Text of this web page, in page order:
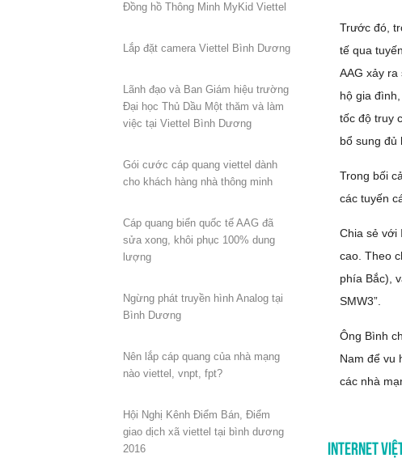
Đồng hồ Thông Minh MyKid Viettel
Lắp đặt camera Viettel Bình Dương
Lãnh đạo và Ban Giám hiệu trường
Đại học Thủ Dầu Một thăm và làm
việc tại Viettel Bình Dương
Gói cước cáp quang viettel dành
cho khách hàng nhà thông minh
Cáp quang biển quốc tế AAG đã
sửa xong, khôi phục 100% dung
lượng
Ngừng phát truyền hình Analog tại
Bình Dương
Nên lắp cáp quang của nhà mạng
nào viettel, vnpt, fpt?
Hội Nghị Kênh Điểm Bán, Điểm
giao dịch xã viettel tại bình dương
2016
Trước đó,
tế qua
AAG xảy
hộ gia
tốc độ truy
bổ sung đủ
Trong bối
các tuyến
Chia sẻ với
cao. Theo
phía Bắc),
SMW3”.
Ông Bình
Nam để vu
các nhà
INTERNET